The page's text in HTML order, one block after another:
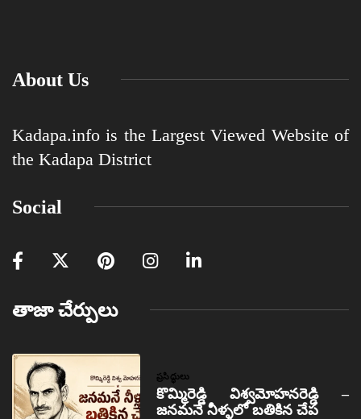
About Us
Kadapa.info is the Largest Viewed Website of
the Kadapa District
Social
తాజా చేర్పులు
ప్రసిద్ధులు
కొమ్మిరెడ్డి విశ్వమోహనరెడ్డి –
జనమనే నీళ్ళలో బతికిన చేప